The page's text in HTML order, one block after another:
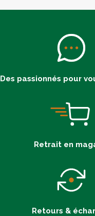
Des passionnés pour
Retrait en
Retours &